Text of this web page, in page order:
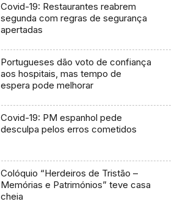
Covid-19: Restaurantes reabrem
segunda com regras de segurança
apertadas
Portugueses dão voto de confiança
aos hospitais, mas tempo de
espera pode melhorar
Covid-19: PM espanhol pede
desculpa pelos erros cometidos
Colóquio “Herdeiros de Tristão –
Memórias e Patrimónios” teve casa
cheia